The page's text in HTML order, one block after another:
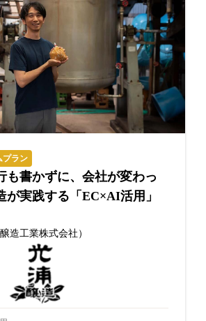
プラン
も書かずに、会社が変わっ
が実践する「EC×AI活用」
造工業株式会社）